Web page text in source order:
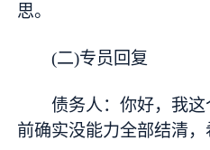
思。
(二)专员回复
债务人：你好，我
前确实没能力全部结清，